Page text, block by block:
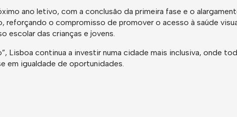
ano letivo, com a conclusão da primeira fase e o
reforçando o compromisso de promover o acesso à saúde
escolar das crianças e jovens.
Lisboa continua a investir numa cidade mais inclusiva, onde
em igualdade de oportunidades.